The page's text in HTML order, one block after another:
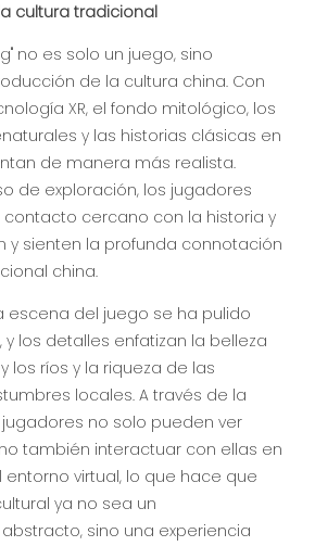
cultura tradicional
no es solo un juego, sino
de la cultura china. Con
XR, el fondo mitológico, los
y las historias clásicas en
de manera más realista.
de exploración, los jugadores
cercano con la historia y
y sienten la profunda connotación
china.
escena del juego se ha pulido
los detalles enfatizan la belleza
los ríos y la riqueza de las
locales. A través de la
jugadores no solo pueden ver
también interactuar con ellas en
virtual, lo que hace que
ya no sea un
sino una experiencia